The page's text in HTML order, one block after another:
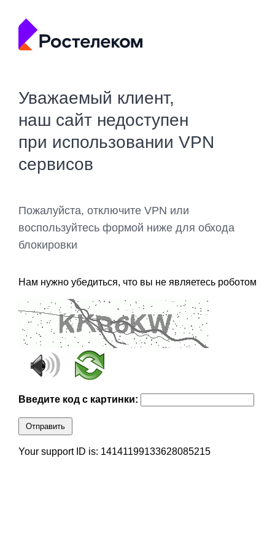
Уважаемый клиент,
наш сайт недоступен
при использовании VPN
сервисов
Пожалуйста, отключите VPN или
воспользуйтесь формой ниже для обхода
блокировки
Нам нужно убедиться, что вы не являетесь роботом
Введите код с картинки:
Отправить
Your support ID is: 14141199133628085215